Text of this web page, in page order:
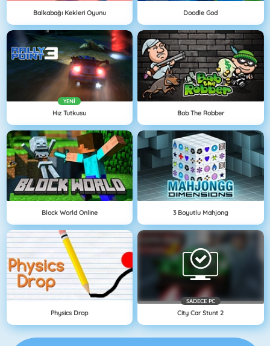
Balkabağı Kekleri Oyunu Doodle God
YENI
Hız Tutkusu Bob The Robber
Block World Online 3 Boyutlu Mahjong
Physics Drop
SADECE PC
City Car Stunt 2